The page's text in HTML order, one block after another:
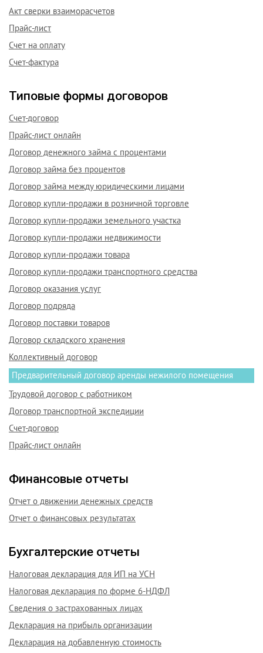
Акт сверки взаиморасчетов
Прайс-лист
Счет на оплату
Счет-фактура
Типовые формы договоров
Счет-договор
Прайс-лист онлайн
Договор денежного займа с процентами
Договор займа без процентов
Договор займа между юридическими лицами
Договор купли-продажи в розничной торговле
Договор купли-продажи земельного участка
Договор купли-продажи недвижимости
Договор купли-продажи товара
Договор купли-продажи транспортного средства
Договор оказания услуг
Договор подряда
Договор поставки товаров
Договор складского хранения
Коллективный договор
Предварительный договор аренды нежилого помещения
Трудовой договор с работником
Договор транспортной экспедиции
Счет-договор
Прайс-лист онлайн
Финансовые отчеты
Отчет о движении денежных средств
Отчет о финансовых результатах
Бухгалтерские отчеты
Налоговая декларация для ИП на УСН
Налоговая декларация по форме 6-НДФЛ
Сведения о застрахованных лицах
Декларация на прибыль организации
Декларация на добавленную стоимость